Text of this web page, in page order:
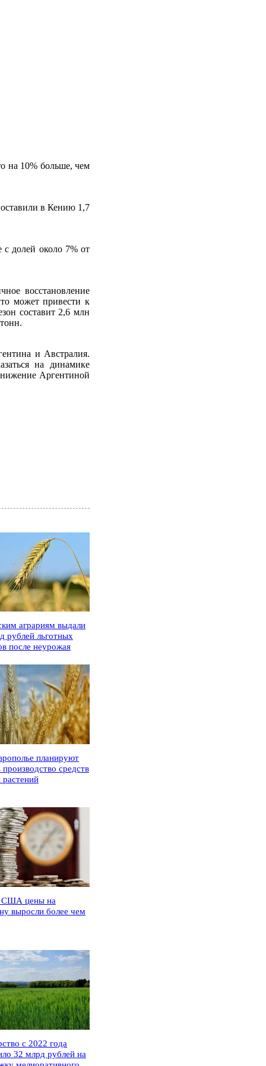
на 10% больше, чем
в Кению 1,7
долей около 7% от
восстановление
может привести к
составит 2,6 млн
и Австралия.
на динамике
Аргентиной
аграриям выдали
рублей льготных
после неурожая
планируют
производство средств
цены на
выросли более чем
с 2022 года
32 млрд рублей на